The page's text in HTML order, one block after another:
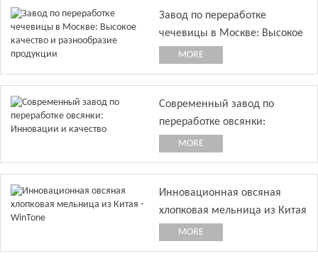
Завод по переработке
чечевицы в Москве: Высокое
качество и разнообразие
MORE
Современный завод по
переработке овсянки:
Инновации и качество
MORE
Инновационная овсяная
хлопковая мельница из Китая
- WinTone
MORE